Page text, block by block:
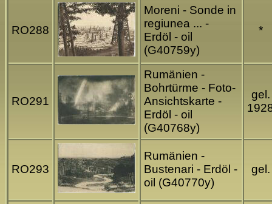
RO288
Moreni - Sonde in
regiunea ... -
Erdöl - oil
(G40759y)
*
RO291
Rumänien -
Bohrtürme - Foto-
Ansichtskarte -
Erdöl - oil
(G40768y)
gel.
RO293
Rumänien -
Bustenari - Erdöl -
oil (G40770y)
gel.